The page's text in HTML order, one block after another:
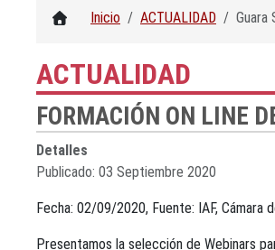
Inicio ACTUALIDAD Guara
ACTUALIDAD
FORMACIÓN ON LINE
Detalles
Publicado: 03 Septiembre 2020
Fecha: 02/09/2020, Fuente: IAF,
Presentamos la selección de Webinars